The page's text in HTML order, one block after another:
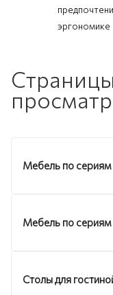
эргономике
Мебель по сериям
Мебель по сериям
Столы для